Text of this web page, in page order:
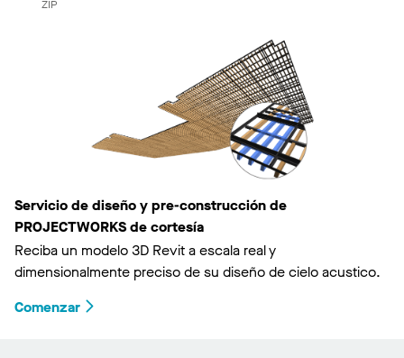
ZIP
Servicio de diseño y pre-construcción de
PROJECTWORKS de cortesía
Reciba un modelo 3D Revit a escala real y
dimensionalmente preciso de su diseño de cielo acustico.
Comenzar